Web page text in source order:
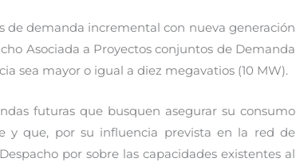
de demanda incremental con nueva generación
Asociada a Proyectos conjuntos de Demanda
sea mayor o igual a diez megavatios (10 MW).
futuras que busquen asegurar su consumo
y que, por su influencia prevista en la red de
por sobre las capacidades existentes al